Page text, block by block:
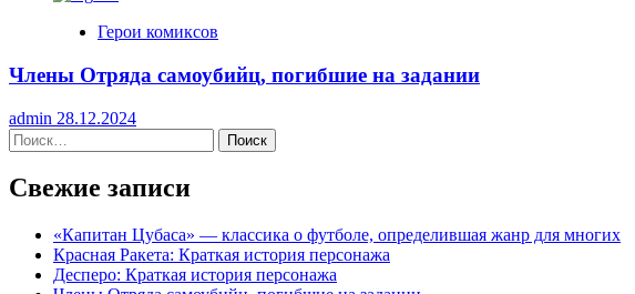
Герои комиксов
Члены Отряда самоубийц, погибшие на задании
admin 28.12.2024
Найти:
Свежие записи
«Капитан Цубаса» — классика о футболе, определившая жанр для многих
Красная Ракета: Краткая история персонажа
Десперо: Краткая история персонажа